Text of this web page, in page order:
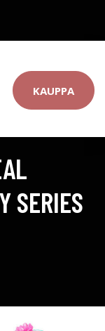
KAUPPA
SERIES